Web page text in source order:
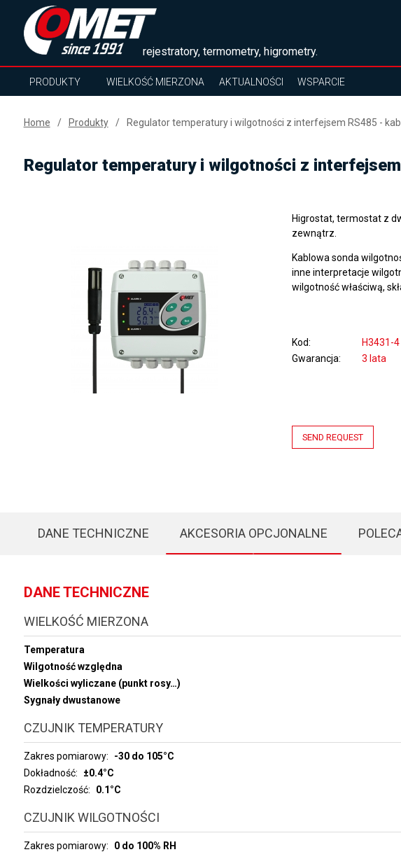
rejestratory, termometry, higrometry.
PRODUKTY WIELKOŚĆ MIERZONA AKTUALNOŚCI WSPARCIE
Home Produkty Regulator temperatury i wilgotności z interfejsem RS485 -
Regulator temperatury i wilgotności z
Higrostat, termostat z
zewnątrz.
Kablowa sonda
inne interpretacje
wilgotność właściwą,
Kod
H3431-4
Gwarancja
3 lata
SEND REQUEST
DANE TECHNICZNE AKCESORIA OPCJONALNE
DANE TECHNICZNE
WIELKOŚĆ MIERZONA
Temperatura
Wilgotność względna
Wielkości wyliczane (punkt rosy…)
Sygnały dwustanowe
CZUJNIK TEMPERATURY
Zakres pomiarowy
-30 do 105°C
Dokładność
±0.4°C
Rozdzielczość
0.1°C
CZUJNIK WILGOTNOŚCI
Zakres pomiarowy
0 do 100% RH